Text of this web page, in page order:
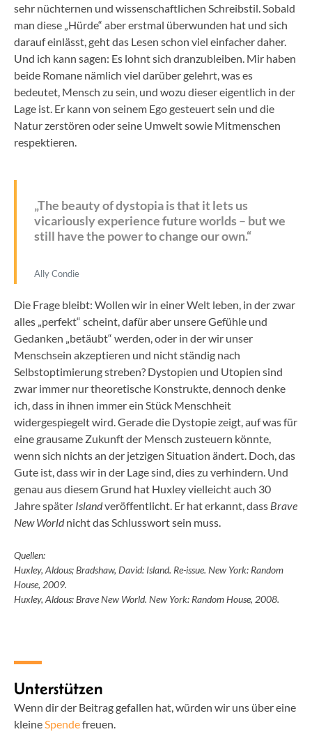
sehr nüchternen und wissenschaftlichen Schreibstil. Sobald
man diese „Hürde“ aber erstmal überwunden hat und sich
darauf einlässt, geht das Lesen schon viel einfacher daher.
Und ich kann sagen: Es lohnt sich dranzubleiben. Mir haben
beide Romane nämlich viel darüber gelehrt, was es
bedeutet, Mensch zu sein, und wozu dieser eigentlich in der
Lage ist. Er kann von seinem Ego gesteuert sein und die
Natur zerstören oder seine Umwelt sowie Mitmenschen
respektieren.
„The beauty of dystopia is that it lets us
vicariously experience future worlds – but we
still have the power to change our own.“
Ally Condie
Die Frage bleibt: Wollen wir in einer Welt leben, in der zwar
alles „perfekt“ scheint, dafür aber unsere Gefühle und
Gedanken „betäubt“ werden, oder in der wir unser
Menschsein akzeptieren und nicht ständig nach
Selbstoptimierung streben? Dystopien und Utopien sind
zwar immer nur theoretische Konstrukte, dennoch denke
ich, dass in ihnen immer ein Stück Menschheit
widergespiegelt wird. Gerade die Dystopie zeigt, auf was für
eine grausame Zukunft der Mensch zusteuern könnte,
wenn sich nichts an der jetzigen Situation ändert. Doch, das
Gute ist, dass wir in der Lage sind, dies zu verhindern. Und
genau aus diesem Grund hat Huxley vielleicht auch 30
Jahre später Islandveröffentlicht. Er hat erkannt, dass Brave
New Worldnicht das Schlusswort sein muss.
Quellen:
Huxley, Aldous; Bradshaw, David: Island. Re-issue. New York: Random
House, 2009.
Huxley, Aldous: Brave New World. New York: Random House, 2008.
Unterstützen
Wenn dir der Beitrag gefallen hat, würden wir uns über eine
kleine Spendefreuen.